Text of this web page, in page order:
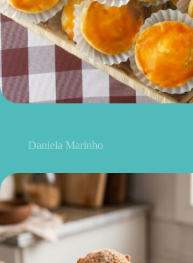
Daniela Marinho